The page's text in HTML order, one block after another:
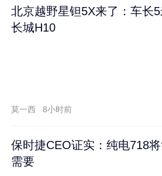
北京越野星钽5X来了：车长
长城H10
莫一西 8小时前
保时捷CEO证实：纯电718
需要